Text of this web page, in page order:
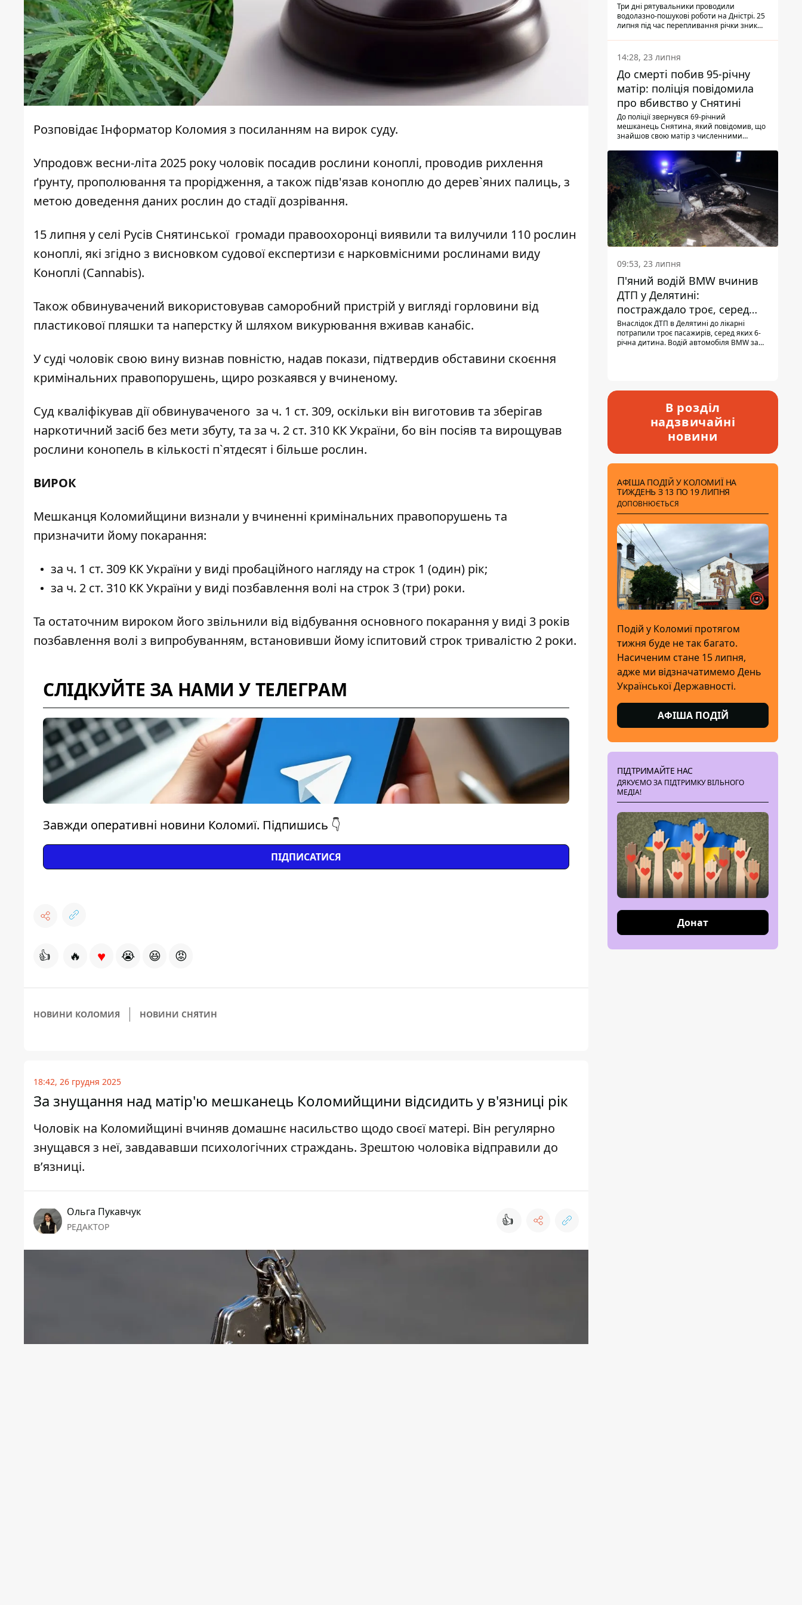
Розповідає Інформатор Коломия з посиланням на вирок суду.
Упродовж весни-літа 2025 року чоловік посадив рослини коноплі, проводив рихлення
ґрунту, прополювання та прорідження, а також підв'язав коноплю до дерев`яних палиць, з
метою доведення даних рослин до стадії дозрівання.
15 липня у селі Русів Снятинської громади правоохоронці виявили та вилучили 110 рослин
коноплі, які згідно з висновком судової експертизи є нарковмісними рослинами виду
Коноплі (Cannabis).
Також обвинувачений використовував саморобний пристрій у вигляді горловини від
пластикової пляшки та наперстку й шляхом викурювання вживав канабіс.
У суді чоловік свою вину визнав повністю, надав покази, підтвердив обставини скоєння
кримінальних правопорушень, щиро розкаявся у вчиненому.
Суд кваліфікував дії обвинуваченого за ч. 1 ст. 309, оскільки він виготовив та зберігав
наркотичний засіб без мети збуту, та за ч. 2 ст. 310 КК України, бо він посіяв та вирощував
рослини конопель в кількості п`ятдесят і більше рослин.
ВИРОК
Мешканця Коломийщини визнали у вчиненні кримінальних правопорушень та
призначити йому покарання:
за ч. 1 ст. 309 КК України у виді пробаційного нагляду на строк 1 (один) рік;
за ч. 2 ст. 310 КК України у виді позбавлення волі на строк 3 (три) роки.
Та остаточним вироком його звільнили від відбування основного покарання у виді 3 років
позбавлення волі з випробуванням, встановивши йому іспитовий строк тривалістю 2 роки.
СЛІДКУЙТЕ ЗА НАМИ У ТЕЛЕГРАМ
Завжди оперативні новини Коломиї. Підпишись 👇
ПІДПИСАТИСЯ
👍 🔥 ♥ 😭 😆 😡
НОВИНИ КОЛОМИЯ НОВИНИ СНЯТИН
18:42, 26 грудня 2025
За знущання над матір'ю мешканець Коломийщини відсидить у в'язниці рік
Чоловік на Коломийщині вчиняв домашнє насильство щодо своєї матері. Він регулярно
знущався з неї, завдававши психологічних страждань. Зрештою чоловіка відправили до
вʼязниці.
Ольга Пукавчук
РЕДАКТОР 👍
Три дні рятувальники проводили
водолазно-пошукові роботи на Дністрі. 25
липня під час перепливання річки зник
виявили тіло.
14:28, 23 липня
До смерті побив 95-річну
матір: поліція повідомила
про вбивство у Снятині
До поліції звернувся 69-річний
мешканець Снятина, який повідомив, що
знайшов свою матір з численними
з'ясували правоохоронці, ці травми жінці
наніс її син.
09:53, 23 липня
П'яний водій BMW вчинив
ДТП у Делятині:
постраждало троє, серед
них - дитина
Внаслідок ДТП в Делятині до лікарні
потрапили троє пасажирів, серед яких 6-
річна дитина. Водій автомобіля BMW за
В розділ
надзвичайні
новини
АФІША ПОДІЙ У КОЛОМИЇ НА
ТИЖДЕНЬ З 13 ПО 19 ЛИПНЯ
ДОПОВНЮЄТЬСЯ
Подій у Коломиї протягом
тижня буде не так багато.
Насиченим стане 15 липня,
адже ми відзначатимемо День
Української Державності.
АФІША ПОДІЙ
ПІДТРИМАЙТЕ НАС
ДЯКУЄМО ЗА ПІДТРИМКУ ВІЛЬНОГО
МЕДІА!
Донат